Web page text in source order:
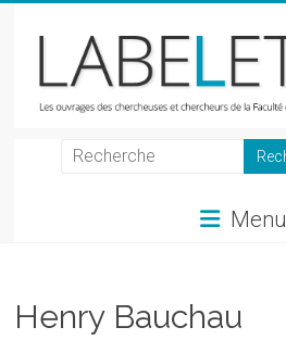
LabeLettres
et
chercheurs
Menu
Henry Bauchau